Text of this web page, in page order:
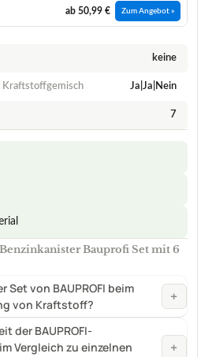
ab 50,99 € Zum Angebot »
keine
Kraftstoffgemisch Ja|Ja|Nein
7
Bauprofi Set mit 6
von BAUPROFI beim
von Kraftstoff?
+
der BAUPROFI-
Vergleich zu einzelnen
+